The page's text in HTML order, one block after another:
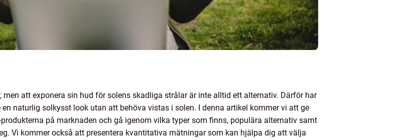
att exponera sin hud för solens skadliga strålar är inte alltid ett alternativ. Därför har
naturlig solkysst look utan att behöva vistas i solen. I denna artikel kommer vi att ge
på marknaden och gå igenom vilka typer som finns, populära alternativ samt
Vi kommer också att presentera kvantitativa mätningar som kan hjälpa dig att välja